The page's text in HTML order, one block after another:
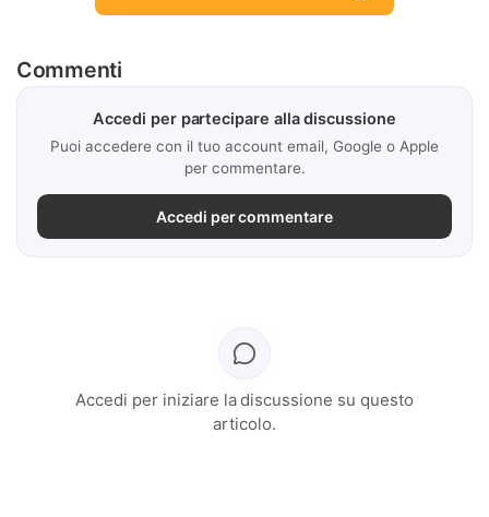
Commenti
Accedi per partecipare alla discussione
Puoi accedere con il tuo account email, Google o Apple
per commentare.
Accedi per commentare
Accedi per iniziare la discussione su questo
articolo.